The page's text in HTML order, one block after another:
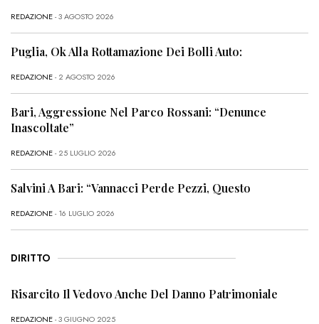
REDAZIONE- 3 AGOSTO 2026
Puglia, Ok Alla Rottamazione Dei Bolli Auto:
REDAZIONE- 2 AGOSTO 2026
Bari, Aggressione Nel Parco Rossani: “Denunce
Inascoltate”
REDAZIONE- 25 LUGLIO 2026
Salvini A Bari: “Vannacci Perde Pezzi, Questo
REDAZIONE- 16 LUGLIO 2026
DIRITTO
Risarcito Il Vedovo Anche Del Danno Patrimoniale
REDAZIONE- 3 GIUGNO 2025